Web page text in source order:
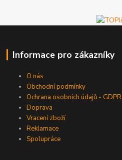
Informace pro zákazníky
O nás
Obchodní podmínky
Ochrana osobních údajů - GDPR
Doprava
Vracení zboží
Reklamace
Spolupráce